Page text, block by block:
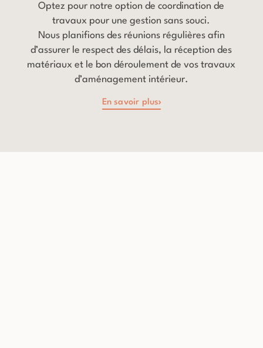
Optez pour notre option de coordination de
travaux pour une gestion sans souci.
Nous planifions des réunions régulières afin
d’assurer le respect des délais, la réception des
matériaux et le bon déroulement de vos travaux
d’aménagement intérieur.
En savoir plus